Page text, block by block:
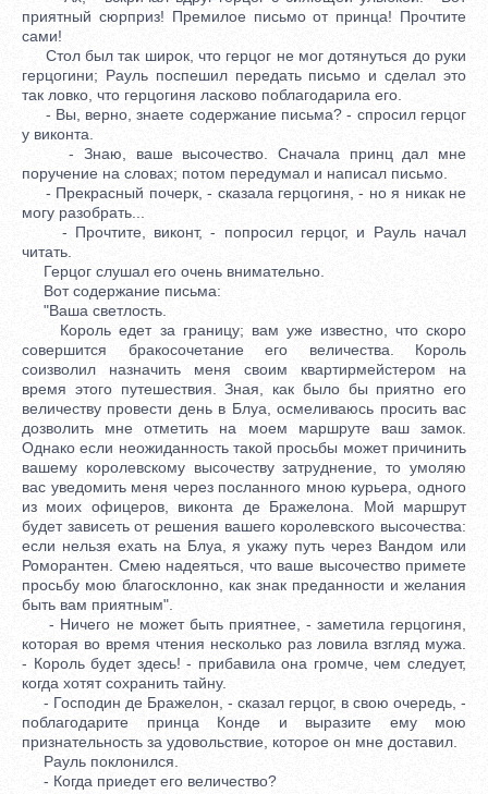
приятный сюрприз! Премилое письмо от принца! Прочтите
сами!
Стол был так широк, что герцог не мог дотянуться до руки
герцогини; Рауль поспешил передать письмо и сделал это
так ловко, что герцогиня ласково поблагодарила его.
- Вы, верно, знаете содержание письма? - спросил герцог
у виконта.
- Знаю, ваше высочество. Сначала принц дал мне
поручение на словах; потом передумал и написал письмо.
- Прекрасный почерк, - сказала герцогиня, - но я никак не
могу разобрать...
- Прочтите, виконт, - попросил герцог, и Рауль начал
читать.
Герцог слушал его очень внимательно.
Вот содержание письма:
"Ваша светлость.
Король едет за границу; вам уже известно, что скоро
совершится бракосочетание его величества. Король
соизволил назначить меня своим квартирмейстером на
время этого путешествия. Зная, как было бы приятно его
величеству провести день в Блуа, осмеливаюсь просить вас
дозволить мне отметить на моем маршруте ваш замок.
Однако если неожиданность такой просьбы может причинить
вашему королевскому высочеству затруднение, то умоляю
вас уведомить меня через посланного мною курьера, одного
из моих офицеров, виконта де Бражелона. Мой маршрут
будет зависеть от решения вашего королевского высочества:
если нельзя ехать на Блуа, я укажу путь через Вандом или
Роморантен. Смею надеяться, что ваше высочество примете
просьбу мою благосклонно, как знак преданности и желания
быть вам приятным".
- Ничего не может быть приятнее, - заметила герцогиня,
которая во время чтения несколько раз ловила взгляд мужа.
- Король будет здесь! - прибавила она громче, чем следует,
когда хотят сохранить тайну.
- Господин де Бражелон, - сказал герцог, в свою очередь, -
поблагодарите принца Конде и выразите ему мою
признательность за удовольствие, которое он мне доставил.
Рауль поклонился.
- Когда приедет его величество?